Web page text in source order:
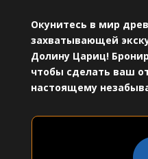
Окунитесь в мир
захватывающей
Долину Цариц!
чтобы сделать ваш
настоящему